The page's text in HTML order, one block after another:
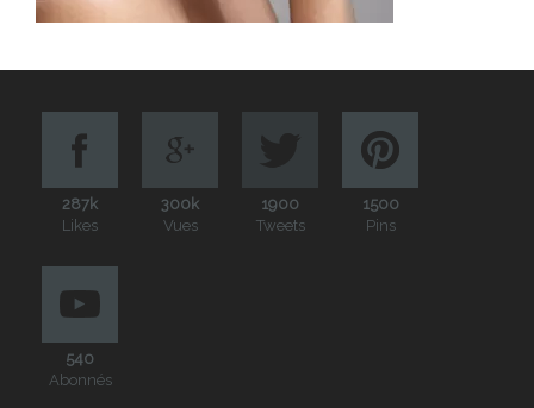
287k
Likes
300k
Vues
1900
Tweets
1500
Pins
540
Abonnés